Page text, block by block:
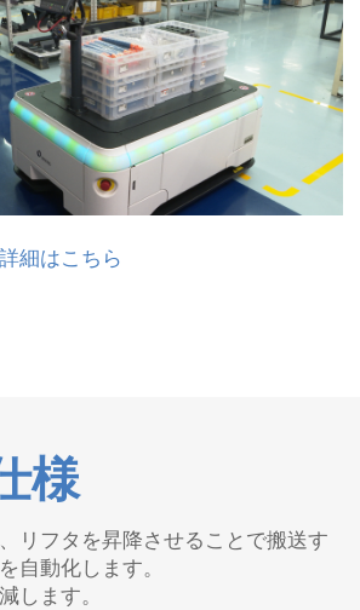
細はこちら
様
リフタを昇降させることで搬送す
自動化します。
します。